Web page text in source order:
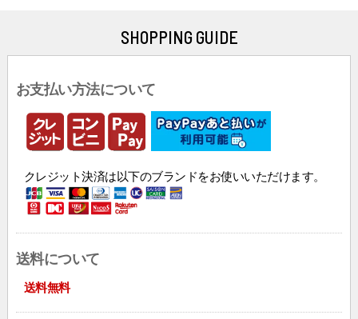
SHOPPING GUIDE
お支払い方法について
クレジット決済は以下のブランドをお使いいただけます。
送料について
送料無料